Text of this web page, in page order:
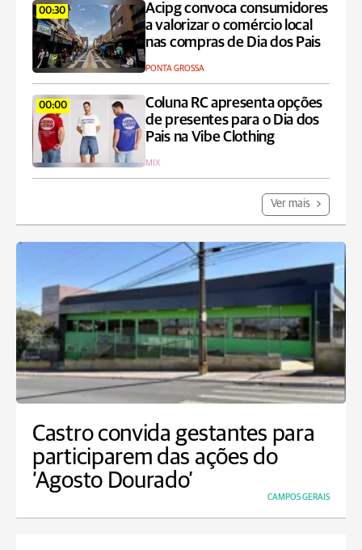
00:30
Acipg convoca consumidores
a valorizar o comércio local
nas compras de Dia dos Pais
PONTA GROSSA
00:00
Coluna RC apresenta opções
de presentes para o Dia dos
Pais na Vibe Clothing
MIX
Ver mais
Castro convida gestantes para
participarem das ações do
‘Agosto Dourado’
CAMPOS GERAIS